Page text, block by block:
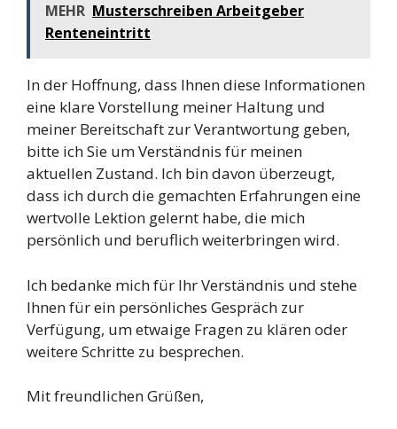
MEHR Musterschreiben Arbeitgeber
Renteneintritt
In der Hoffnung, dass Ihnen diese Informationen
eine klare Vorstellung meiner Haltung und
meiner Bereitschaft zur Verantwortung geben,
bitte ich Sie um Verständnis für meinen
aktuellen Zustand. Ich bin davon überzeugt,
dass ich durch die gemachten Erfahrungen eine
wertvolle Lektion gelernt habe, die mich
persönlich und beruflich weiterbringen wird.
Ich bedanke mich für Ihr Verständnis und stehe
Ihnen für ein persönliches Gespräch zur
Verfügung, um etwaige Fragen zu klären oder
weitere Schritte zu besprechen.
Mit freundlichen Grüßen,